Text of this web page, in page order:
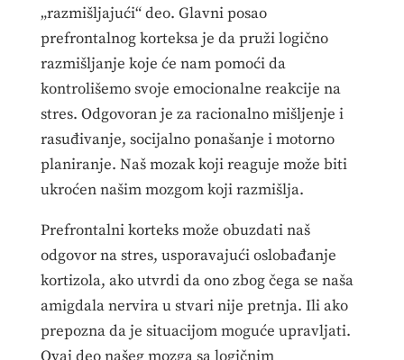
„razmišljajući“ deo. Glavni posao
prefrontalnog korteksa je da pruži logično
razmišljanje koje će nam pomoći da
kontrolišemo svoje emocionalne reakcije na
stres. Odgovoran je za racionalno mišljenje i
rasuđivanje, socijalno ponašanje i motorno
planiranje. Naš mozak koji reaguje može biti
ukroćen našim mozgom koji razmišlja.
Prefrontalni korteks može obuzdati naš
odgovor na stres, usporavajući oslobađanje
kortizola, ako utvrdi da ono zbog čega se naša
amigdala nervira u stvari nije pretnja. Ili ako
prepozna da je situacijom moguće upravljati.